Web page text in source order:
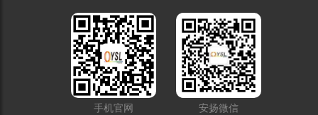
手机官网
安扬微信